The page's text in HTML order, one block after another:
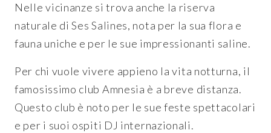
Nelle vicinanze si trova anche la riserva
naturale di Ses Salines, nota per la sua flora e
fauna uniche e per le sue impressionanti saline.
Per chi vuole vivere appieno la vita notturna, il
famosissimo club Amnesia è a breve distanza.
Questo club è noto per le sue feste spettacolari
e per i suoi ospiti DJ internazionali.